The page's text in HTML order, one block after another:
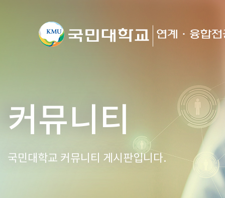
커뮤니티
국민대학교 커뮤니티 게시판입니다.